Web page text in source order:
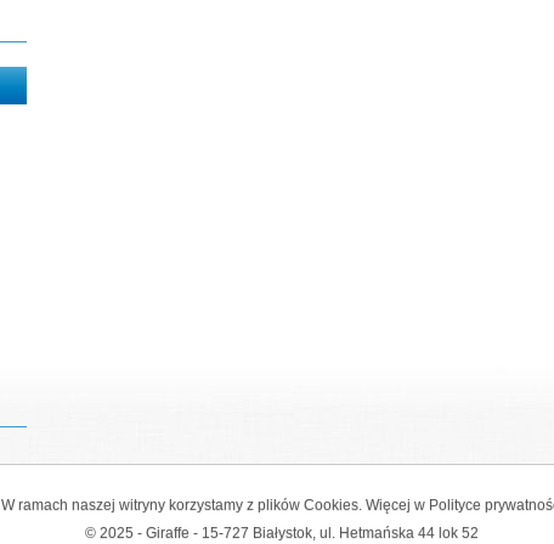
W ramach naszej witryny korzystamy z plików Cookies. Więcej w Polityce
© 2025 - Giraffe - 15-727 Białystok, ul. Hetmańska 44 lok 52